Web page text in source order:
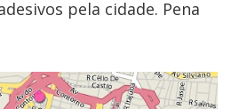
pela cidade. Pena